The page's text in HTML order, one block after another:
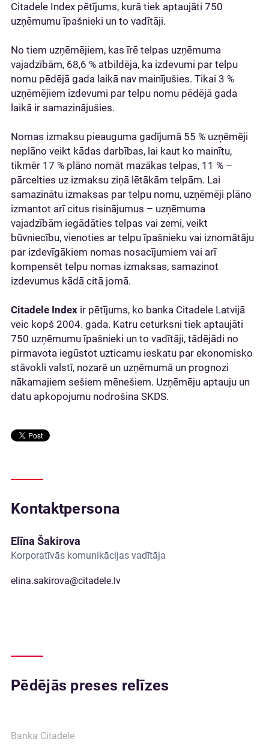
Citadele Index pētījums, kurā tiek aptaujāti 750
uzņēmumu īpašnieki un to vadītāji.
No tiem uzņēmējiem, kas īrē telpas uzņēmuma
vajadzībām, 68,6 % atbildēja, ka izdevumi par telpu
nomu pēdējā gada laikā nav mainījušies. Tikai 3 %
uzņēmējiem izdevumi par telpu nomu pēdējā gada
laikā ir samazinājušies.
Nomas izmaksu pieauguma gadījumā 55 % uzņēmēji
neplāno veikt kādas darbības, lai kaut ko mainītu,
tikmēr 17 % plāno nomāt mazākas telpas, 11 % –
pārcelties uz izmaksu ziņā lētākām telpām. Lai
samazinātu izmaksas par telpu nomu, uzņēmēji plāno
izmantot arī citus risinājumus – uzņēmuma
vajadzībām iegādāties telpas vai zemi, veikt
būvniecību, vienoties ar telpu īpašnieku vai iznomātāju
par izdevīgākiem nomas nosacījumiem vai arī
kompensēt telpu nomas izmaksas, samazinot
izdevumus kādā citā jomā.
Citadele Index ir pētījums, ko banka Citadele Latvijā
veic kopš 2004. gada. Katru ceturksni tiek aptaujāti
750 uzņēmumu īpašnieki un to vadītāji, tādējādi no
pirmavota iegūstot uzticamu ieskatu par ekonomisko
stāvokli valstī, nozarē un uzņēmumā un prognozi
nākamajiem sešiem mēnešiem. Uzņēmēju aptauju un
datu apkopojumu nodrošina SKDS.
Kontaktpersona
Elīna Šakirova
Korporatīvās komunikācijas vadītāja
elina.sakirova@citadele.lv
Pēdējās preses relīzes
Banka Citadele